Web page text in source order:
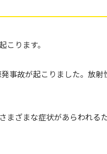
こります。
事故が起こりました。放射
まざまな症状があらわれる